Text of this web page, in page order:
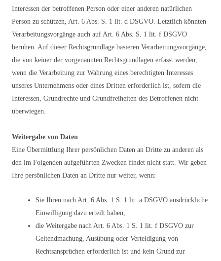
Interessen der betroffenen Person oder einer anderen natürlichen
Person zu schützen, Art. 6 Abs. S. 1 lit. d DSGVO. Letztlich könnten
Verarbeitungsvorgänge auch auf Art. 6 Abs. S. 1 lit. f DSGVO
beruhen. Auf dieser Rechtsgrundlage basieren Verarbeitungsvorgänge,
die von keiner der vorgenannten Rechtsgrundlagen erfasst werden,
wenn die Verarbeitung zur Wahrung eines berechtigten Interesses
unseres Unternehmens oder eines Dritten erforderlich ist, sofern die
Interessen, Grundrechte und Grundfreiheiten des Betroffenen nicht
überwiegen.
Weitergabe von Daten
Eine Übermittlung Ihrer persönlichen Daten an Dritte zu anderen als
den im Folgenden aufgeführten Zwecken findet nicht statt. Wir geben
Ihre persönlichen Daten an Dritte nur weiter, wenn:
Sie Ihren nach Art. 6 Abs. 1 S. 1 lit. a DSGVO ausdrückliche
Einwilligung dazu erteilt haben,
die Weitergabe nach Art. 6 Abs. 1 S. 1 lit. f DSGVO zur
Geltendmachung, Ausübung oder Verteidigung von
Rechtsansprüchen erforderlich ist und kein Grund zur